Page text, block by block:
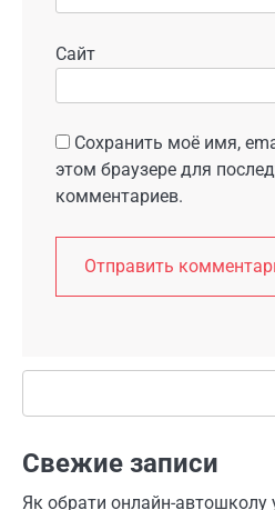
Сайт
Сохранить моё имя,
этом браузере для
комментариев.
Свежие записи
Як обрати онлайн-автошколу